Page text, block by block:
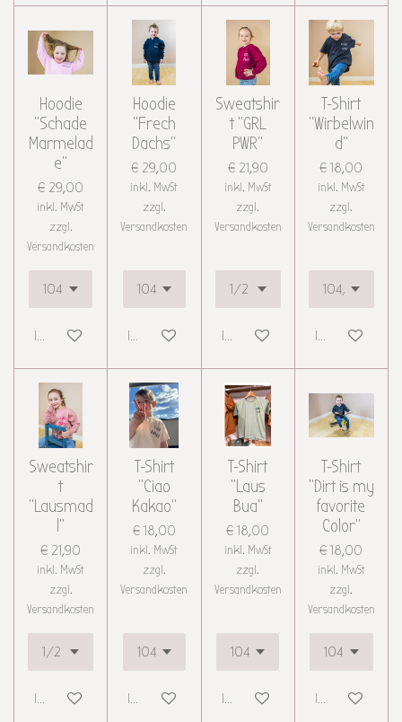
Hoodie
"Schade
Marmelad
e"
€ 29,00
inkl. MwSt
zzgl.
Versandkosten
In den Warenkorb
Hoodie
"Frech
Dachs"
€ 29,00
inkl. MwSt
zzgl.
Versandkosten
In den Warenkorb
Sweatshir
t "GRL
PWR"
€ 21,90
inkl. MwSt
zzgl.
Versandkosten
In den Warenkorb
T-Shirt
"Wirbelwin
d"
€ 18,00
inkl. MwSt
zzgl.
Versandkosten
In den
Sweatshir
t
"Lausmad
l"
€ 21,90
inkl. MwSt
zzgl.
Versandkosten
In den Warenkorb
T-Shirt
"Ciao
Kakao"
€ 18,00
inkl. MwSt
zzgl.
Versandkosten
In den Warenkorb
T-Shirt
"Laus
Bua"
€ 18,00
inkl. MwSt
zzgl.
Versandkosten
In den Warenkorb
T-Shirt
"Dirt is my
favorite
Color"
€ 18,00
inkl. MwSt
zzgl.
Versandkosten
In den